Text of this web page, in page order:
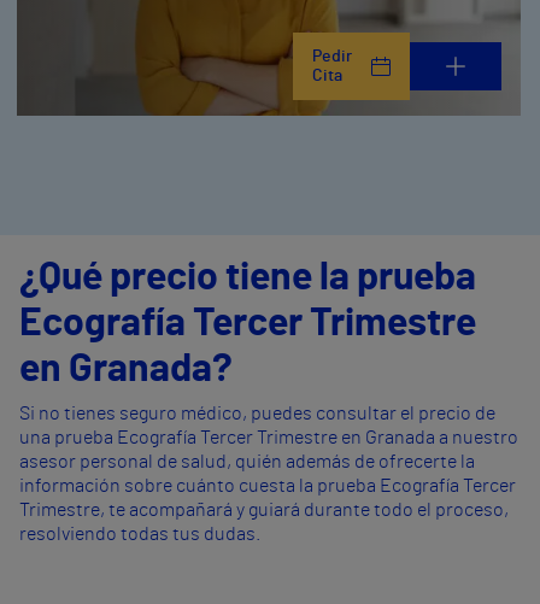
Pedir
Cita
¿Qué precio tiene la prueba
Ecografía Tercer Trimestre
en Granada?
Si no tienes seguro médico, puedes consultar el precio de
una prueba Ecografía Tercer Trimestre en Granada a nuestro
asesor personal de salud, quién además de ofrecerte la
información sobre cuánto cuesta la prueba Ecografía Tercer
Trimestre, te acompañará y guiará durante todo el proceso,
resolviendo todas tus dudas.